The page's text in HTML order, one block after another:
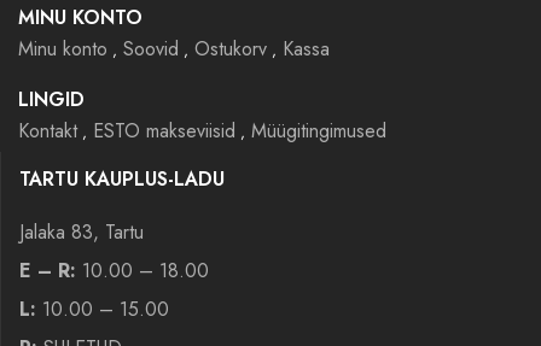
MINU KONTO
Minu konto
Soovid Ostukorv
Kassa
LINGID
Kontakt
ESTO makseviisid
Müügitingimused
TARTU KAUPLUS-LADU
Jalaka 83, Tartu
E – R: 10.00 – 18.00
L: 10.00 – 15.00